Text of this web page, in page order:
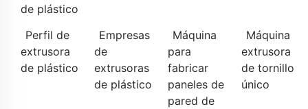
de plástico
Perfil de
extrusora
de plástico
Empresas
de
extrusoras
de plástico
Máquina
para
fabricar
paneles de
pared de
Máquina
extrusora
de tornillo
único